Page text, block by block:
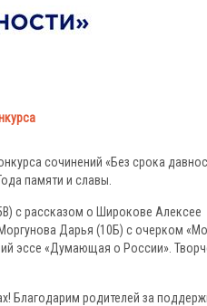
сочинений «Без срока
памяти и славы.
с рассказом о Широкове Алексее
Дарья (10Б) с очерком
эссе «Думающая о России».
Благодарим родителей за